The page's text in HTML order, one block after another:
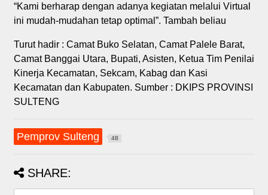
“Kami berharap dengan adanya kegiatan melalui Virtual
ini mudah-mudahan tetap optimal”. Tambah beliau
Turut hadir : Camat Buko Selatan, Camat Palele Barat,
Camat Banggai Utara, Bupati, Asisten, Ketua Tim Penilai
Kinerja Kecamatan, Sekcam, Kabag dan Kasi
Kecamatan dan Kabupaten. Sumber : DKIPS PROVINSI
SULTENG
Pemprov Sulteng 48
SHARE: